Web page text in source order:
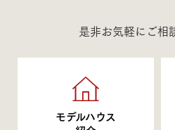
是非お気軽にご相
モデルハウス